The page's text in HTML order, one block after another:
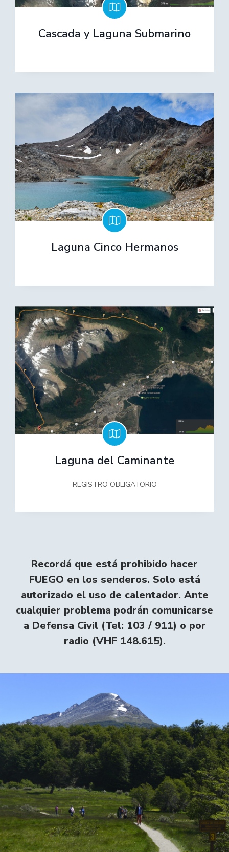
Cascada y Laguna Submarino
Laguna Cinco Hermanos
Laguna del Caminante
REGISTRO OBLIGATORIO
Recordá que está prohibido hacer
FUEGO en los senderos. Solo está
autorizado el uso de calentador. Ante
cualquier problema podrán comunicarse
a Defensa Civil (Tel: 103 / 911) o por
radio (VHF 148.615).